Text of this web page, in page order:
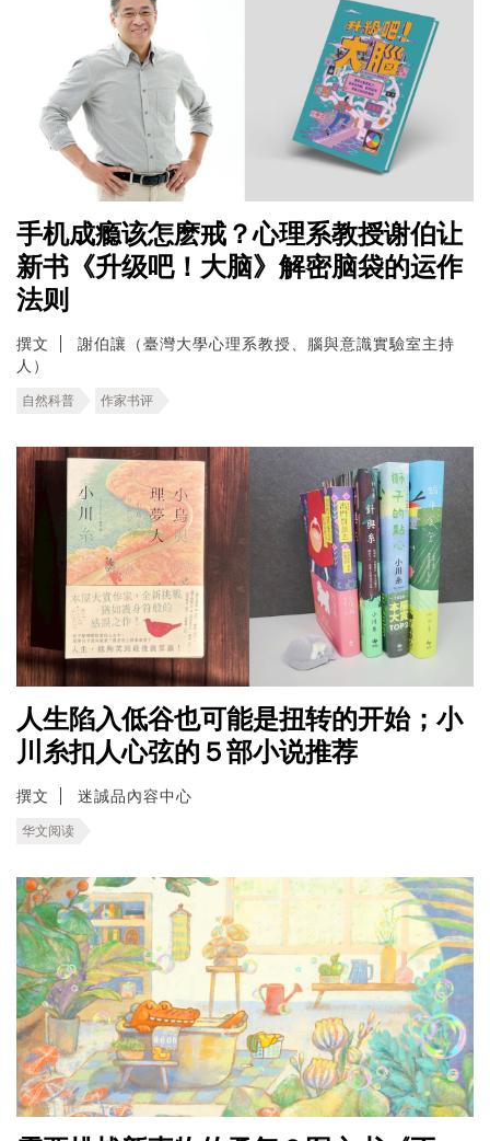
手机成瘾该怎麽戒？心理系教授谢伯让
新书《升级吧！大脑》解密脑袋的运作
法则
撰文
謝伯讓（臺灣大學心理系教授、腦與意識實驗室主持
人）
自然科普 作家书评
人生陷入低谷也可能是扭转的开始；小
川糸扣人心弦的５部小说推荐
撰文 迷誠品內容中心
华文阅读